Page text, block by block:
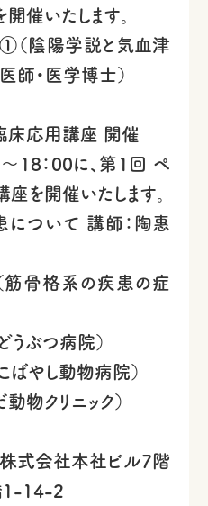
催いたします。
陰陽学説と気血津
師・医学博士）
床応用講座 開催
18：00に、第1回 ペ
を開催いたします。
ついて 講師：陶惠
骨格系の疾患の症
ぶつ病院）
やし動物病院）
物クリニック）
式会社本社ビル7階
1-14-2